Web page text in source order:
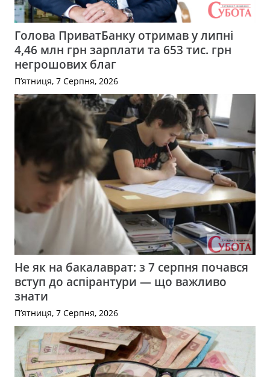
Голова ПриватБанку отримав у липні
4,46 млн грн зарплати та 653 тис. грн
негрошових благ
П’ятниця, 7 Серпня, 2026
Не як на бакалаврат: з 7 серпня почався
вступ до аспірантури — що важливо
знати
П’ятниця, 7 Серпня, 2026